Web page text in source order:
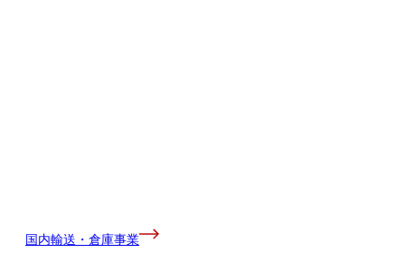
国内輸送・倉庫事業